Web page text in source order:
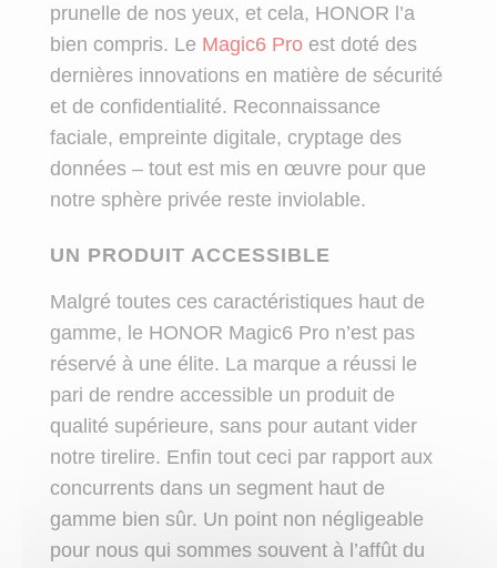
prunelle de nos yeux, et cela, HONOR l’a
bien compris. Le Magic6 Proest doté des
dernières innovations en matière de sécurité
et de confidentialité. Reconnaissance
faciale, empreinte digitale, cryptage des
données – tout est mis en œuvre pour que
notre sphère privée reste inviolable.
UN PRODUIT ACCESSIBLE
Malgré toutes ces caractéristiques haut de
gamme, le HONOR Magic6 Pro n’est pas
réservé à une élite. La marque a réussi le
pari de rendre accessible un produit de
qualité supérieure, sans pour autant vider
notre tirelire. Enfin tout ceci par rapport aux
concurrents dans un segment haut de
gamme bien sûr. Un point non négligeable
pour nous qui sommes souvent à l’affût du